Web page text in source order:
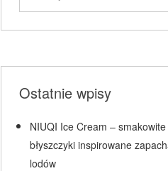
Ostatnie wpisy
NIUQI Ice Cream – smakowite
błyszczyki inspirowane
lodów